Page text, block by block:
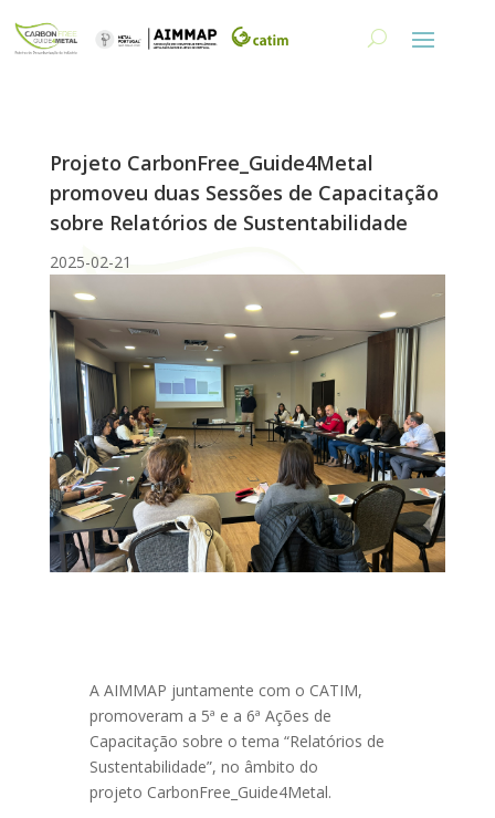
Projeto CarbonFree_Guide4Metal
promoveu duas Sessões de Capacitação
sobre Relatórios de Sustentabilidade
2025-02-21
A AIMMAP juntamente com o CATIM,
promoveram a 5ª e a 6ª Ações de
Capacitação sobre o tema “Relatórios de
Sustentabilidade”, no âmbito do
projeto CarbonFree_Guide4Metal.